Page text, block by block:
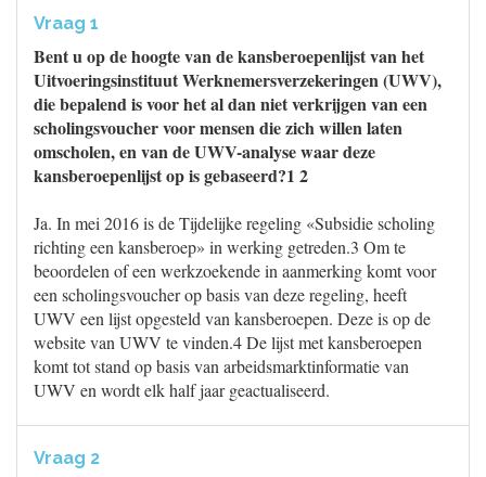
Vraag 1
Bent u op de hoogte van de kansberoepenlijst van het
Uitvoeringsinstituut Werknemersverzekeringen (UWV),
die bepalend is voor het al dan niet verkrijgen van een
scholingsvoucher voor mensen die zich willen laten
omscholen, en van de UWV-analyse waar deze
kansberoepenlijst op is gebaseerd?1 2
Ja. In mei 2016 is de Tijdelijke regeling «Subsidie scholing
richting een kansberoep» in werking getreden.3 Om te
beoordelen of een werkzoekende in aanmerking komt voor
een scholingsvoucher op basis van deze regeling, heeft
UWV een lijst opgesteld van kansberoepen. Deze is op de
website van UWV te vinden.4 De lijst met kansberoepen
komt tot stand op basis van arbeidsmarktinformatie van
UWV en wordt elk half jaar geactualiseerd.
Vraag 2